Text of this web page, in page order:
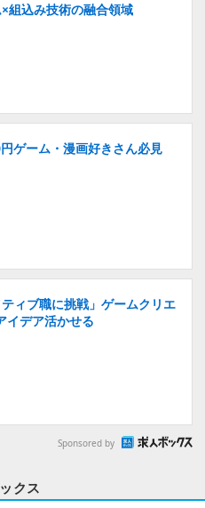
組込み技術の融合領域
ゲーム・漫画好きさん必見
ィブ職に挑戦」ゲームクリエ
イデア活かせる
Sponsored by
クス